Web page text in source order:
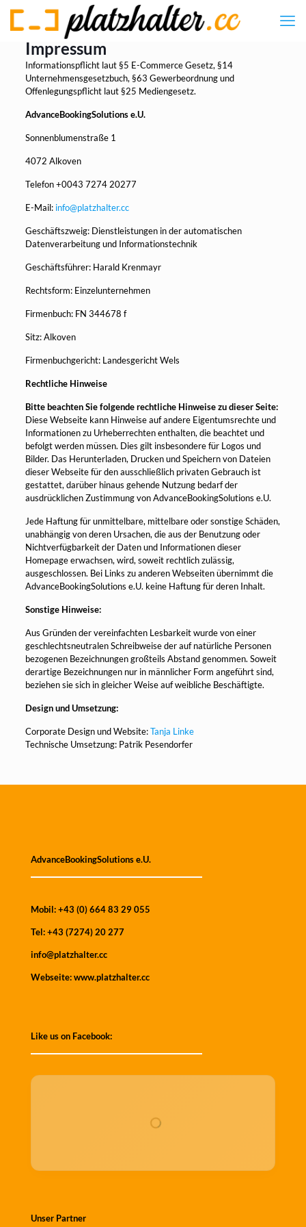
Impressum
Informationspflicht laut §5 E-Commerce Gesetz, §14
Unternehmensgesetzbuch, §63 Gewerbeordnung und
Offenlegungspflicht laut §25 Mediengesetz.
AdvanceBookingSolutions e.U.
Sonnenblumenstraße 1
4072 Alkoven
Telefon +0043 7274 20277
E-Mail: info@platzhalter.cc
Geschäftszweig: Dienstleistungen in der automatischen
Datenverarbeitung und Informationstechnik
Geschäftsführer: Harald Krenmayr
Rechtsform: Einzelunternehmen
Firmenbuch: FN 344678 f
Sitz: Alkoven
Firmenbuchgericht: Landesgericht Wels
Rechtliche Hinweise
Bitte beachten Sie folgende rechtliche Hinweise zu dieser Seite:
Diese Webseite kann Hinweise auf andere Eigentumsrechte und
Informationen zu Urheberrechten enthalten, die beachtet und
befolgt werden müssen. Dies gilt insbesondere für Logos und
Bilder. Das Herunterladen, Drucken und Speichern von Dateien
dieser Webseite für den ausschließlich privaten Gebrauch ist
gestattet, darüber hinaus gehende Nutzung bedarf der
ausdrücklichen Zustimmung von AdvanceBookingSolutions e.U.
Jede Haftung für unmittelbare, mittelbare oder sonstige Schäden,
unabhängig von deren Ursachen, die aus der Benutzung oder
Nichtverfügbarkeit der Daten und Informationen dieser
Homepage erwachsen, wird, soweit rechtlich zulässig,
ausgeschlossen. Bei Links zu anderen Webseiten übernimmt die
AdvanceBookingSolutions e.U. keine Haftung für deren Inhalt.
Sonstige Hinweise:
Aus Gründen der vereinfachten Lesbarkeit wurde von einer
geschlechtsneutralen Schreibweise der auf natürliche Personen
bezogenen Bezeichnungen großteils Abstand genommen. Soweit
derartige Bezeichnungen nur in männlicher Form angeführt sind,
beziehen sie sich in gleicher Weise auf weibliche Beschäftigte.
Design und Umsetzung:
Corporate Design und Website:Tanja Linke
Technische Umsetzung: Patrik Pesendorfer
AdvanceBookingSolutions e.U.
Mobil:+43 (0) 664 83 29 055
Tel:+43 (7274) 20 277
info@platzhalter.cc
Webseite:www.platzhalter.cc
Like us on Facebook:
Unser Partner